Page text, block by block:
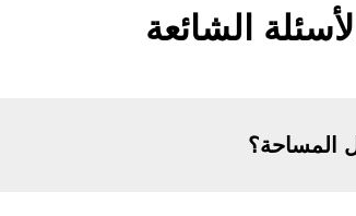
الشائعة
المساحة؟